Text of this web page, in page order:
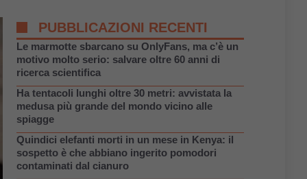
PUBBLICAZIONI RECENTI
Le marmotte sbarcano su OnlyFans, ma c’è un
motivo molto serio: salvare oltre 60 anni di
ricerca scientifica
Ha tentacoli lunghi oltre 30 metri: avvistata la
medusa più grande del mondo vicino alle
spiagge
Quindici elefanti morti in un mese in Kenya: il
sospetto è che abbiano ingerito pomodori
contaminati dal cianuro